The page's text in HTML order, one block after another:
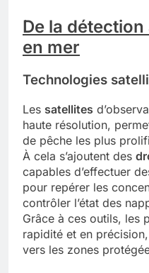
De la
en mer
Technologies
Les satellites
haute résolution,
de pêche les plus
À cela s’ajoutent des
capables d’effectuer
pour repérer les
contrôler l’état des
Grâce à ces outils, les
rapidité et en
vers les zones